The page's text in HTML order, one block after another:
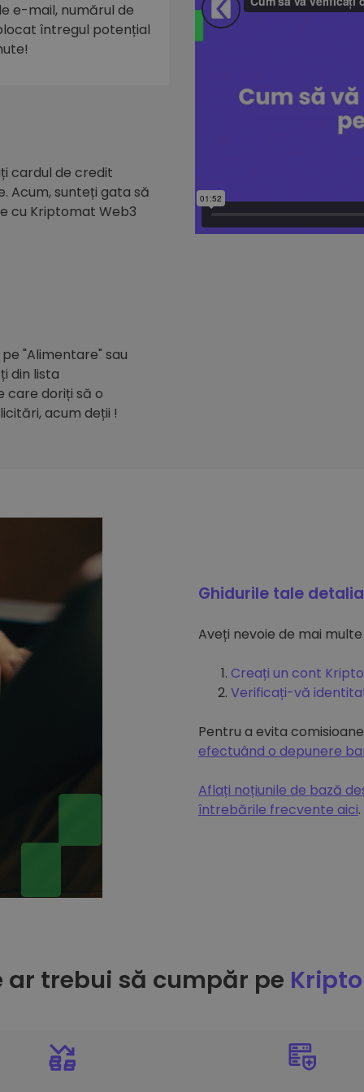
e-mail, numărul de
întregul potențial
cardul de credit
Acum, sunteți gata să
cu Kriptomat Web3
"Alimentare" sau
din lista
care doriți să o
acum deții !
Ghidurile tale
Aveți nevoie de mai
Creați un cont
Verificați-vă
Pentru a evita
efectuând o depunere
Aflați noțiunile de bază
întrebările frecvente aici.
ar trebui să cumpăr pe